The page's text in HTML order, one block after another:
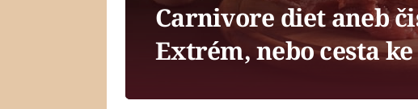
Carnivore diet aneb
Extrém, nebo cesta